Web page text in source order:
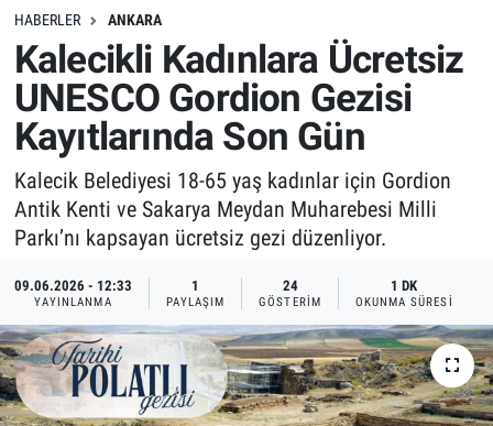
HABERLER ANKARA
Kalecikli Kadınlara Ücretsiz
UNESCO Gordion Gezisi
Kayıtlarında Son Gün
Kalecik Belediyesi 18-65 yaş kadınlar için Gordion
Antik Kenti ve Sakarya Meydan Muharebesi Milli
Parkı’nı kapsayan ücretsiz gezi düzenliyor.
09.06.2026 - 12:33
YAYINLANMA
1
PAYLAŞIM
24
GÖSTERIM
1 DK
OKUNMA SÜRESI